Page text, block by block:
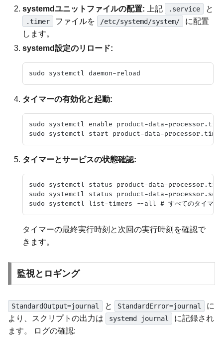
systemdユニットファイルの配置: 上記 .service と
.timer ファイルを /etc/systemd/system/
に配置
します。
systemd設定のリロード:
タイマーの有効化と起動:
sudo systemctl enable product-data-
タイマーとサービスの状態確認:
sudo systemctl status product-data-
sudo systemctl status product-data-
タイマーの最終実行時刻と次回の実行時刻を確認で
きます。
監視とロギング
StandardOutput=journal と StandardError=journal
に
より、スクリプトの出力は
systemd journal
に記録され
ます。 ログの確認: